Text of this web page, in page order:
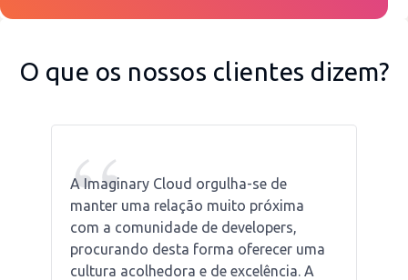
Peça uma demonstração agora
O que os nossos clientes dizem?
“
A Imaginary Cloud orgulha-se de
manter uma relação muito próxima
com a comunidade de developers,
procurando desta forma oferecer uma
cultura acolhedora e de excelência. A